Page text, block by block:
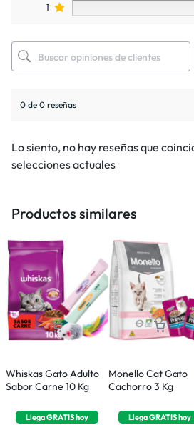
1
0 de 0 reseñas
Lo siento, no hay reseñas que
selecciones actuales
Productos similares
Whiskas Gato Adulto
Sabor Carne 10 Kg
LlegaGRATIShoy
Monello Cat Gato
Cachorro 3 Kg
LlegaGRATIShoy